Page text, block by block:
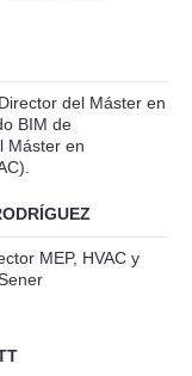
del Máster en
BIM de
Máster en
MEP, HVAC y